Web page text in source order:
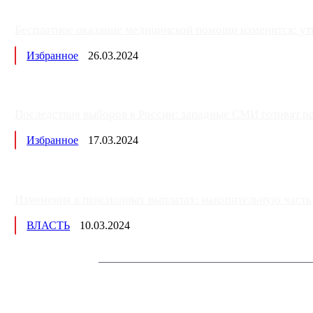
Избранное 26.03.2024
Избранное 17.03.2024
ВЛАСТЬ 10.03.2024